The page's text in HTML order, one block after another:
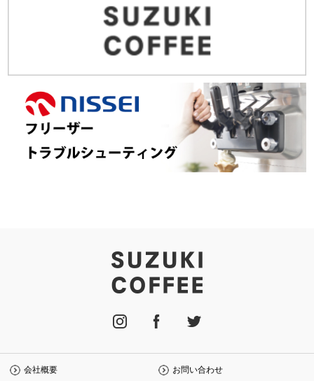
会社概要 お問い合わせ